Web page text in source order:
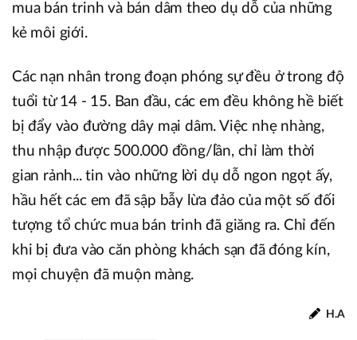
mua bán trinh và bán dâm theo dụ dỗ của những
kẻ môi giới.
Các nạn nhân trong đoạn phóng sự đều ở trong độ
tuổi từ 14 - 15. Ban đầu, các em đều không hề biết
bị đẩy vào đường dây mại dâm. Việc nhẹ nhàng,
thu nhập được 500.000 đồng/lần, chỉ làm thời
gian rảnh... tin vào những lời dụ dỗ ngon ngọt ấy,
hầu hết các em đã sập bẫy lừa đảo của một số đối
tượng tổ chức mua bán trinh đã giăng ra. Chỉ đến
khi bị đưa vào căn phòng khách sạn đã đóng kín,
mọi chuyện đã muộn màng.
H.A